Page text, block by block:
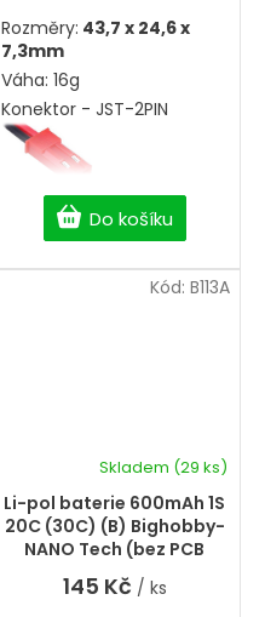
hvězdiček.
Do košíku
Rozměry: 43,7 x 24,6 x
7,3mm
Váha: 16g
Konektor - JST-2PIN
Li-pol baterie 600mAh 1S
20C (30C) (B) Bighobby-
NANO Tech (bez PCB
ochrany)
Skladem (29 ks)
145 Kč / ks
Kód: B113A